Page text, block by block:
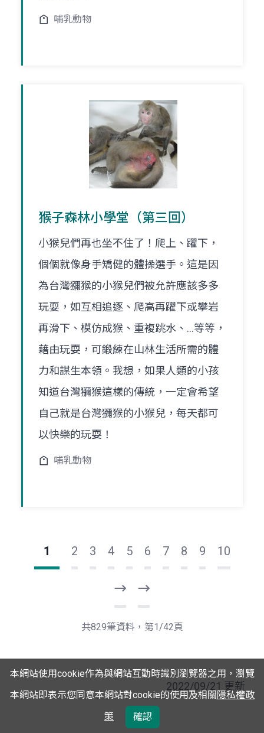
哺乳動物
猴子森林小學堂（第三回）
小猴兒們再也坐不住了！爬上、躍下，
個個就像身手矯健的體操選手。這是因
為台灣獼猴的小猴兒們被允許應該多多
玩耍，如互相追逐、爬高再躍下或攀岩
再滑下、模仿成猴、重複跳水、…等等，
藉由玩耍，可鍛練在山林生活所需的體
力和謀生本領。我想，如果人類的小孩
知道台灣獼猴這樣的傳統，一定會希望
自己就是台灣獼猴的小猴兒，每天都可
以快樂的玩耍！
哺乳動物
1 2 3 4 5 6 7 8 9 10
一
頁
後
一
共829筆資料，第1/42頁
2022/09/21 更新
本網站使用cookie作為與網站互動時識別瀏覽器之用，瀏覽
本網站即表示您同意本網站對cookie的使用及相關隱私權政
策
確認